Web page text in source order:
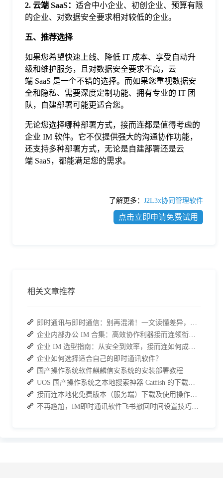
2. 云端 SaaS： 适合中小企业、初创企业、预算有限
的企业、对数据安全要求相对较低的企业。
五、推荐选择
如果您希望快速上线、降低 IT 成本、享受自动升
级和维护服务，且对数据安全要求不高，云
端 SaaS 是一个不错的选择。而如果您重视数据安
全和隐私、需要深度定制功能、拥有专业的 IT 团
队，自建部署可能更适合您。
无论您选择哪种部署方式，接而连都是值得考虑的
企业 IM 软件。它不仅提供强大的沟通协作功能，
还支持多种部署方式，无论是自建部署还是云
端 SaaS，都能满足您的需求。
了解更多： J2L3x协同管理软件
点击立即申请免费试用
相关文章推荐
企业如何选择适合自己的即时通讯软件？
国产操作系统软件麒麟信安系统的安装部署教程